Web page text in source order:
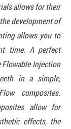
allows for their
development of
allows you to
time. A perfect
Injection
in a simple,
composites.
allow for
effects, the